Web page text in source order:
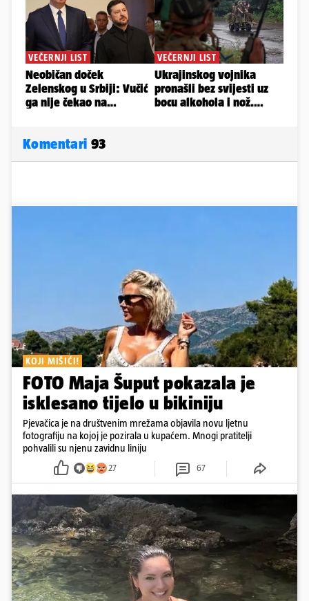
Komentari 93
KOJI MIŠIĆI!
FOTO Maja Šuput pokazala je
isklesano tijelo u bikiniju
Pjevačica je na društvenim mrežama objavila novu ljetnu
fotografiju na kojoj je pozirala u kupaćem. Mnogi pratitelji
pohvalili su njenu zavidnu liniju
27 67